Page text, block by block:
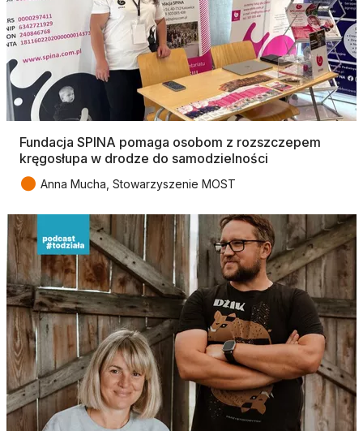
Fundacja SPINA pomaga osobom z rozszczepem
kręgosłupa w drodze do samodzielności
● Anna Mucha, Stowarzyszenie MOST